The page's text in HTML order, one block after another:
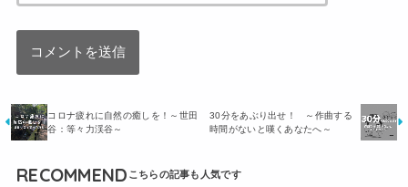
コロナ疲れに自然の癒しを！～世田
谷：等々力渓谷～
30分をあぶり出せ！ ～作曲する
時間がないと嘆くあなたへ～
RECOMMEND